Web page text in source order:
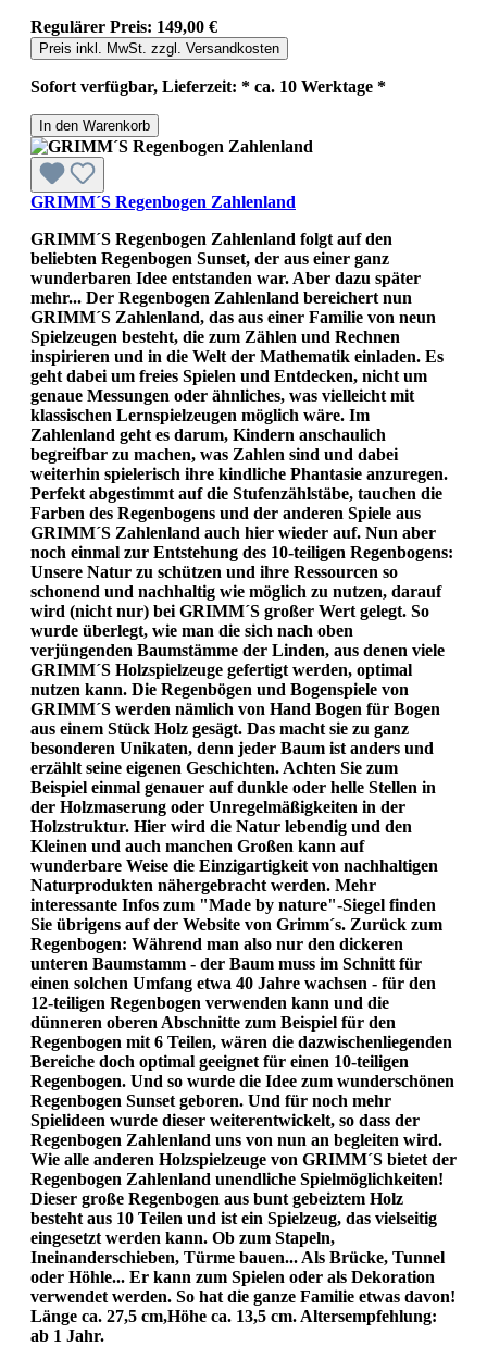
Regulärer Preis: 149,00 €
Preis inkl. MwSt. zzgl. Versandkosten
Sofort verfügbar, Lieferzeit: * ca. 10 Werktage *
In den Warenkorb
GRIMM´S Regenbogen Zahlenland
GRIMM´S Regenbogen Zahlenland folgt auf den
beliebten Regenbogen Sunset, der aus einer ganz
wunderbaren Idee entstanden war. Aber dazu später
mehr... Der Regenbogen Zahlenland bereichert nun
GRIMM´S Zahlenland, das aus einer Familie von neun
Spielzeugen besteht, die zum Zählen und Rechnen
inspirieren und in die Welt der Mathematik einladen. Es
geht dabei um freies Spielen und Entdecken, nicht um
genaue Messungen oder ähnliches, was vielleicht mit
klassischen Lernspielzeugen möglich wäre. Im
Zahlenland geht es darum, Kindern anschaulich
begreifbar zu machen, was Zahlen sind und dabei
weiterhin spielerisch ihre kindliche Phantasie anzuregen.
Perfekt abgestimmt auf die Stufenzählstäbe, tauchen die
Farben des Regenbogens und der anderen Spiele aus
GRIMM´S Zahlenland auch hier wieder auf. Nun aber
noch einmal zur Entstehung des 10-teiligen Regenbogens:
Unsere Natur zu schützen und ihre Ressourcen so
schonend und nachhaltig wie möglich zu nutzen, darauf
wird (nicht nur) bei GRIMM´S großer Wert gelegt. So
wurde überlegt, wie man die sich nach oben
verjüngenden Baumstämme der Linden, aus denen viele
GRIMM´S Holzspielzeuge gefertigt werden, optimal
nutzen kann. Die Regenbögen und Bogenspiele von
GRIMM´S werden nämlich von Hand Bogen für Bogen
aus einem Stück Holz gesägt. Das macht sie zu ganz
besonderen Unikaten, denn jeder Baum ist anders und
erzählt seine eigenen Geschichten. Achten Sie zum
Beispiel einmal genauer auf dunkle oder helle Stellen in
der Holzmaserung oder Unregelmäßigkeiten in der
Holzstruktur. Hier wird die Natur lebendig und den
Kleinen und auch manchen Großen kann auf
wunderbare Weise die Einzigartigkeit von nachhaltigen
Naturprodukten nähergebracht werden. Mehr
interessante Infos zum "Made by nature"-Siegel finden
Sie übrigens auf der Website von Grimm´s. Zurück zum
Regenbogen: Während man also nur den dickeren
unteren Baumstamm - der Baum muss im Schnitt für
einen solchen Umfang etwa 40 Jahre wachsen - für den
12-teiligen Regenbogen verwenden kann und die
dünneren oberen Abschnitte zum Beispiel für den
Regenbogen mit 6 Teilen, wären die dazwischenliegenden
Bereiche doch optimal geeignet für einen 10-teiligen
Regenbogen. Und so wurde die Idee zum wunderschönen
Regenbogen Sunset geboren. Und für noch mehr
Spielideen wurde dieser weiterentwickelt, so dass der
Regenbogen Zahlenland uns von nun an begleiten wird.
Wie alle anderen Holzspielzeuge von GRIMM´S bietet der
Regenbogen Zahlenland unendliche Spielmöglichkeiten!
Dieser große Regenbogen aus bunt gebeiztem Holz
besteht aus 10 Teilen und ist ein Spielzeug, das vielseitig
eingesetzt werden kann. Ob zum Stapeln,
Ineinanderschieben, Türme bauen... Als Brücke, Tunnel
oder Höhle... Er kann zum Spielen oder als Dekoration
verwendet werden. So hat die ganze Familie etwas davon!
Länge ca. 27,5 cm,Höhe ca. 13,5 cm. Altersempfehlung:
ab 1 Jahr.